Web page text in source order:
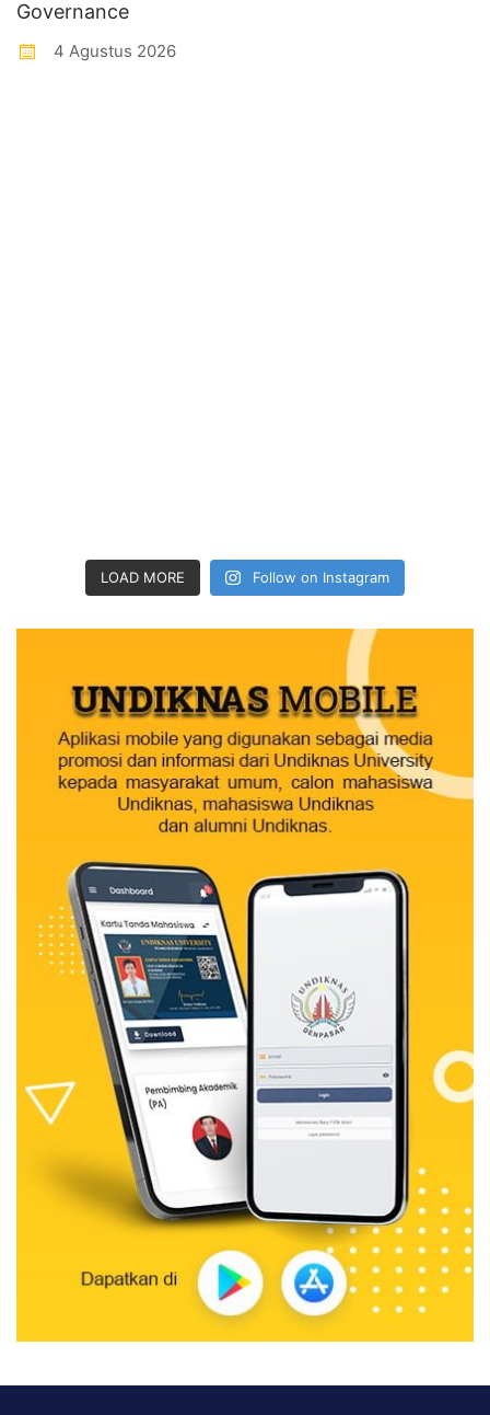
Governance
4 Agustus 2026
LOAD MORE Follow on Instagram